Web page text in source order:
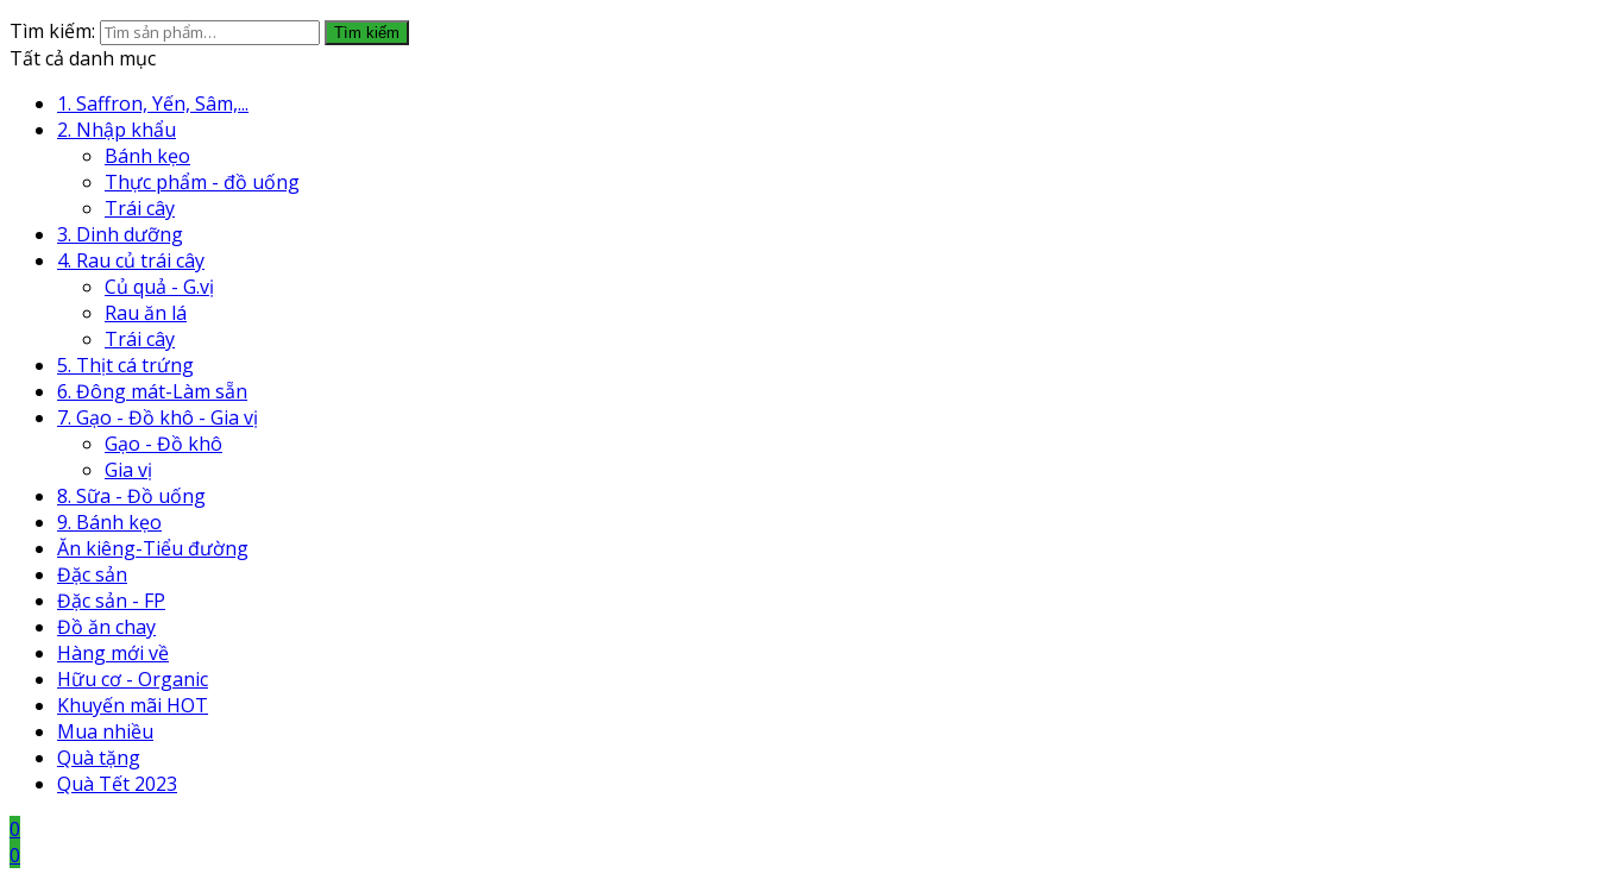
Tìm kiếm:
Tìm kiếm
Tất cả danh mục
1. Saffron, Yến, Sâm,...
2. Nhập khẩu
Bánh kẹo
Thực phẩm - đồ uống
Trái cây
3. Dinh dưỡng
4. Rau củ trái cây
Củ quả - G.vị
Rau ăn lá
Trái cây
5. Thịt cá trứng
6. Đông mát-Làm sẵn
7. Gạo - Đồ khô - Gia vị
Gạo - Đồ khô
Gia vị
8. Sữa - Đồ uống
9. Bánh kẹo
Ăn kiêng-Tiểu đường
Đặc sản
Đặc sản - FP
Đồ ăn chay
Hàng mới về
Hữu cơ - Organic
Khuyến mãi HOT
Mua nhiều
Quà tặng
Quà Tết 2023
0
0